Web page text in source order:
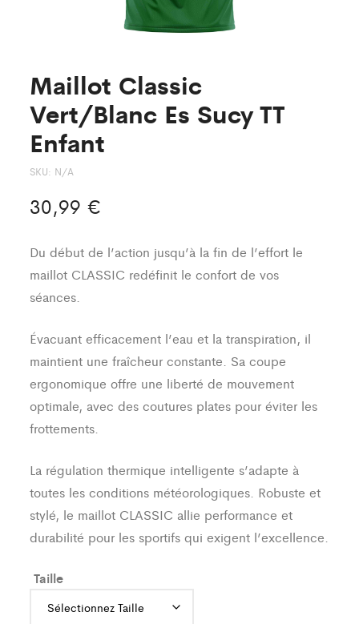
Maillot Classic
Vert/Blanc Es Sucy TT
Enfant
SKU: N/A
30,99 €
Du début de l’action jusqu’à la fin de l’effort le
maillot CLASSIC redéfinit le confort de vos
séances.
Évacuant efficacement l’eau et la transpiration, il
maintient une fraîcheur constante. Sa coupe
ergonomique offre une liberté de mouvement
optimale, avec des coutures plates pour éviter les
frottements.
La régulation thermique intelligente s’adapte à
toutes les conditions météorologiques. Robuste et
stylé, le maillot CLASSIC allie performance et
durabilité pour les sportifs qui exigent l’excellence.
Taille